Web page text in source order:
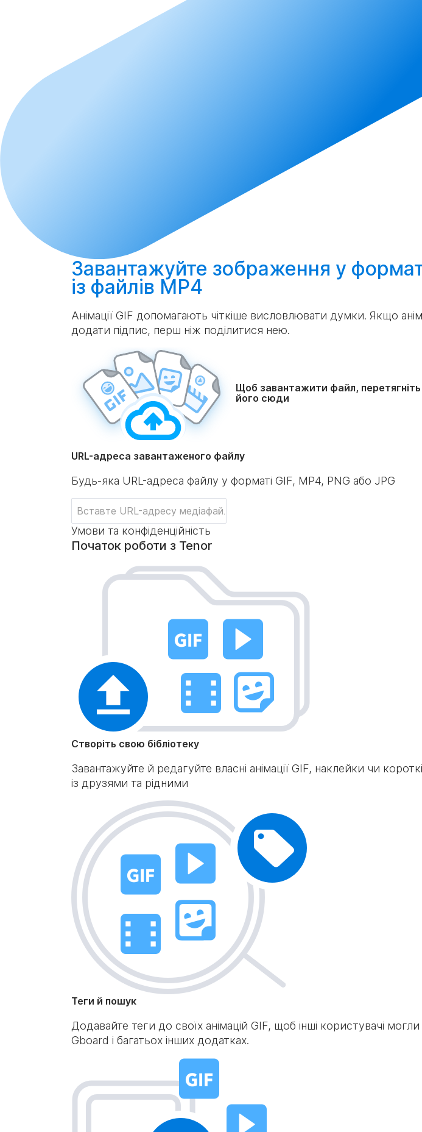
Завантажуйте зображення у
із файлів MP4
Анімації GIF допомагають чіткіше висловлювати думки. Якщо
додати підпис, перш ніж поділитися нею.
Щоб завантажити файл, перетягніть
його сюди
URL-адреса завантаженого файлу
Будь-яка URL-адреса файлу у форматі GIF, MP4, PNG або JPG
Умови та конфіденційність
Початок роботи з Tenor
Створіть свою бібліотеку
Завантажуйте й редагуйте власні анімації GIF, наклейки чи
із друзями та рідними
Теги й пошук
Додавайте теги до своїх анімацій GIF, щоб інші користувачі
Gboard і багатьох інших додатках.